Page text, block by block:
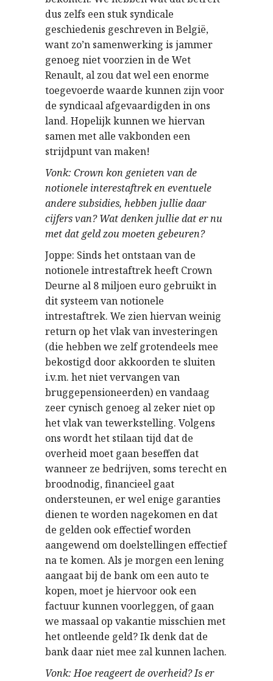
dus zelfs een stuk syndicale
geschiedenis geschreven in België,
want zo’n samenwerking is jammer
genoeg niet voorzien in de Wet
Renault, al zou dat wel een enorme
toegevoerde waarde kunnen zijn voor
de syndicaal afgevaardigden in ons
land. Hopelijk kunnen we hiervan
samen met alle vakbonden een
strijdpunt van maken!
Vonk: Crown kon genieten van de
notionele interestaftrek en eventuele
andere subsidies, hebben jullie daar
cijfers van? Wat denken jullie dat er nu
met dat geld zou moeten gebeuren?
Joppe: Sinds het ontstaan van de
notionele intrestaftrek heeft Crown
Deurne al 8 miljoen euro gebruikt in
dit systeem van notionele
intrestaftrek. We zien hiervan weinig
return op het vlak van investeringen
(die hebben we zelf grotendeels mee
bekostigd door akkoorden te sluiten
i.v.m. het niet vervangen van
bruggepensioneerden) en vandaag
zeer cynisch genoeg al zeker niet op
het vlak van tewerkstelling. Volgens
ons wordt het stilaan tijd dat de
overheid moet gaan beseffen dat
wanneer ze bedrijven, soms terecht en
broodnodig, financieel gaat
ondersteunen, er wel enige garanties
dienen te worden nagekomen en dat
de gelden ook effectief worden
aangewend om doelstellingen effectief
na te komen. Als je morgen een lening
aangaat bij de bank om een auto te
kopen, moet je hiervoor ook een
factuur kunnen voorleggen, of gaan
we massaal op vakantie misschien met
het ontleende geld? Ik denk dat de
bank daar niet mee zal kunnen lachen.
Vonk: Hoe reageert de overheid? Is er